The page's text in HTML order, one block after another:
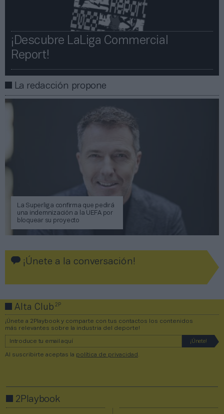
¡Descubre LaLiga Commercial
Report!​​
La redacción propone
La Superliga confirma que pedirá
una indemnización a la UEFA por
bloquear su proyecto
¡Únete a la conversación!
Alta Club2P
¡Únete a 2Playbook y comparte con tus contactos los contenidos
más relevantes sobre la industria del deporte!
Al suscribirte aceptas la política de privacidad
2Playbook